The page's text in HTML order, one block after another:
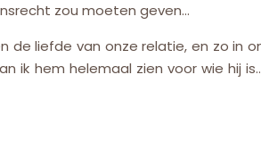
zou moeten geven…
liefde van onze relatie, en zo in
ik hem helemaal zien voor wie hij